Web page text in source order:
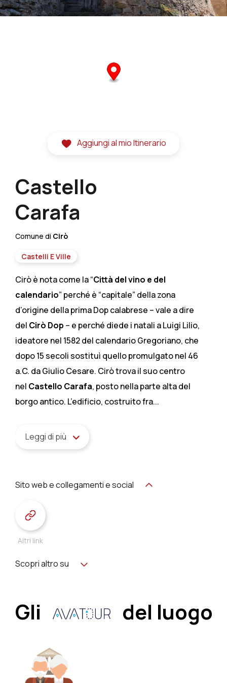
Castello
Carafa
Comune di Cirò
Castelli E Ville
Aggiungi al mio Itinerario
Cirò è nota come la “Città del vino e del
calendario” perché è “capitale” della zona
d’origine della prima Dop calabrese – vale a dire
del Cirò Dop – e perché diede i natali a Luigi Lilio,
ideatore nel 1582 del calendario Gregoriano, che
dopo 15 secoli sostituì quello promulgato nel 46
a.C. da Giulio Cesare. Cirò trova il suo centro
nel Castello Carafa, posto nella parte alta del
borgo antico. L’edificio, costruito fra...
Leggi di più
Gli del luogo
Sito web e collegamenti e social
Altri link
Scopri altro su